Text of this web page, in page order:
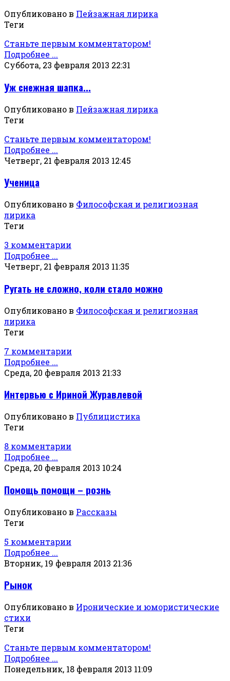
Опубликовано в Пейзажная лирика
Теги
Станьте первым комментатором!
Подробнее ...
Суббота, 23 февраля 2013 22:31
Уж снежная шапка...
Опубликовано в Пейзажная лирика
Теги
Станьте первым комментатором!
Подробнее ...
Четверг, 21 февраля 2013 12:45
Ученица
Опубликовано в Философская и религиозная
лирика
Теги
3 комментарии
Подробнее ...
Четверг, 21 февраля 2013 11:35
Ругать не сложно, коли стало можно
Опубликовано в Философская и религиозная
лирика
Теги
7 комментарии
Подробнее ...
Среда, 20 февраля 2013 21:33
Интервью с Ириной Журавлевой
Опубликовано в Публицистика
Теги
8 комментарии
Подробнее ...
Среда, 20 февраля 2013 10:24
Помощь помощи – рознь
Опубликовано в Рассказы
Теги
5 комментарии
Подробнее ...
Вторник, 19 февраля 2013 21:36
Рынок
Опубликовано в Иронические и юмористические
стихи
Теги
Станьте первым комментатором!
Подробнее ...
Понедельник, 18 февраля 2013 11:09